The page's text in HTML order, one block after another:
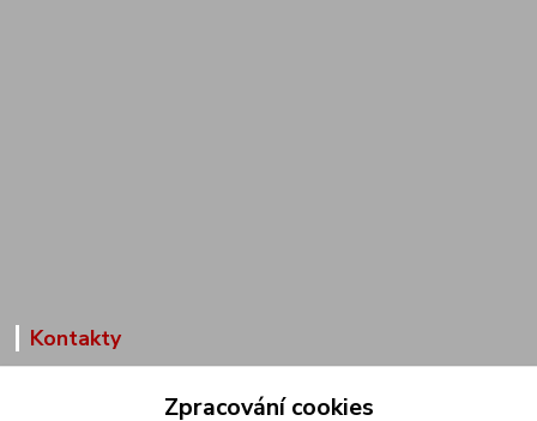
Kontakty
+420 602 291 257
Zpracování cookies